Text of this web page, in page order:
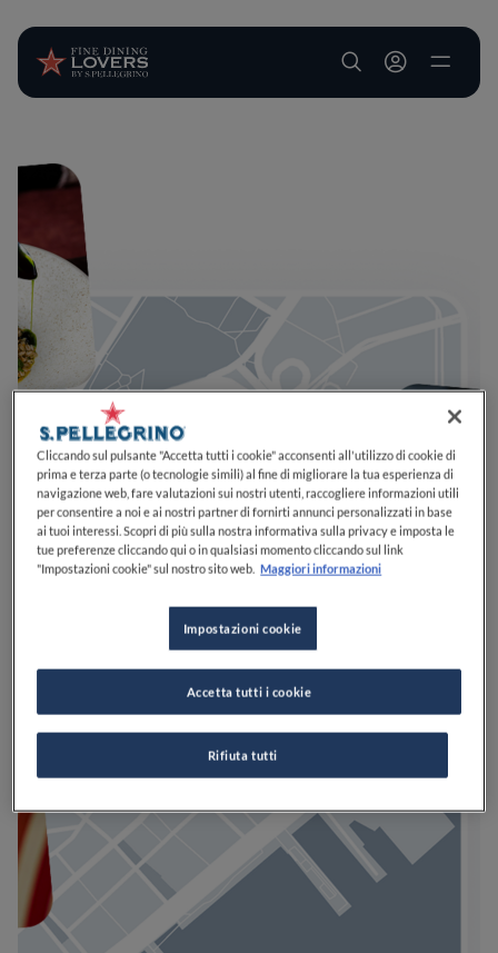
User account
Cliccando sul pulsante "Accetta tutti i cookie" acconsenti all'utilizzo di cookie di
prima e terza parte (o tecnologie simili) al fine di migliorare la tua esperienza di
navigazione web, fare valutazioni sui nostri utenti, raccogliere informazioni utili
per consentire a noi e ai nostri partner di fornirti annunci personalizzati in base
ai tuoi interessi. Scopri di più sulla nostra informativa sulla privacy e imposta le
tue preferenze cliccando qui o in qualsiasi momento cliccando sul link
"Impostazioni cookie" sul nostro sito web. Maggiori informazioni
Impostazioni cookie
Rifiuta tutti
Accetta tutti i cookie